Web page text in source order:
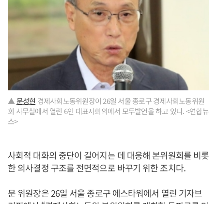
▲문성현 경제사회노동위원장이 26일 서울 종로구 경제사회노동위원
회 사무실에서 열린 6인 대표자회의에서 모두발언을 하고 있다. <연합뉴
스>
사회적 대화의 중단이 길어지는 데 대응해 본위원회를 비롯
한 의사결정 구조를 전면적으로 바꾸기 위한 조치다.
문 위원장은 26일 서울 종로구 에스타워에서 열린 기자브